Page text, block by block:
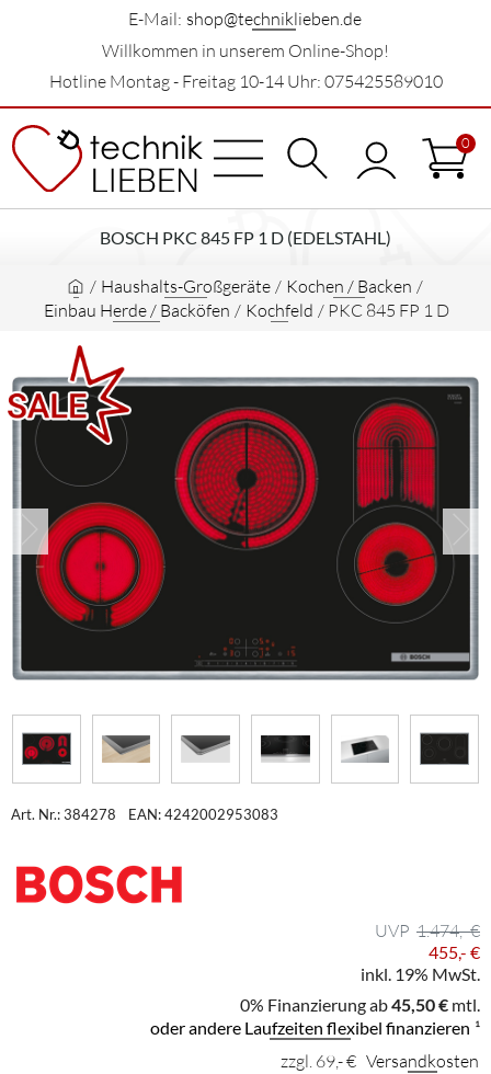
E-Mail: shop@techniklieben.de
Willkommen in unserem Online-Shop!
Hotline Montag - Freitag 10-14 Uhr: 075425589010
0
BOSCH PKC 845 FP 1 D (EDELSTAHL)
/ Haushalts-Großgeräte / Kochen / Backen /
Einbau Herde / Backöfen / Kochfeld / PKC 845 FP 1 D
Art. Nr.: 384278 EAN: 4242002953083
1.474,- €
455,- €
inkl. 19% MwSt.
0% Finanzierung ab45,50 € mtl.
oder andere Laufzeiten flexibel finanzieren ¹
zzgl. 69,- € Versandkosten